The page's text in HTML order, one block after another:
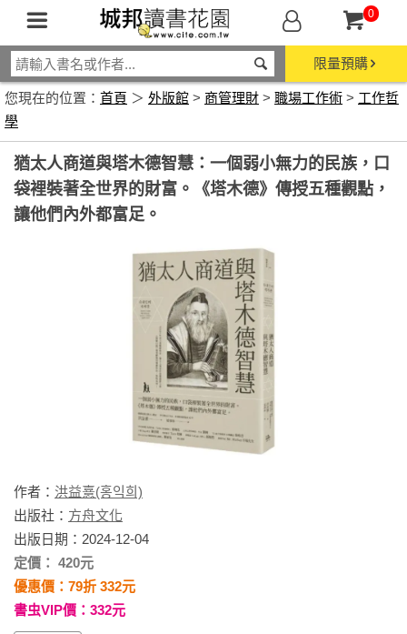
0
限量預購
您現在的位置： 首頁 ＞ 外版館 > 商管理財 > 職場工作術 > 工作哲
學
猶太人商道與塔木德智慧：一個弱小無力的民族，口
袋裡裝著全世界的財富。《塔木德》傳授五種觀點，
讓他們內外都富足。
作者： 洪益憙(홍익희)
出版社： 方舟文化
出版日期：2024-12-04
定價： 420元
優惠價：79折 332元
書虫VIP價：332元